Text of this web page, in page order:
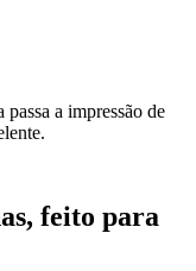
a impressão de
feito para